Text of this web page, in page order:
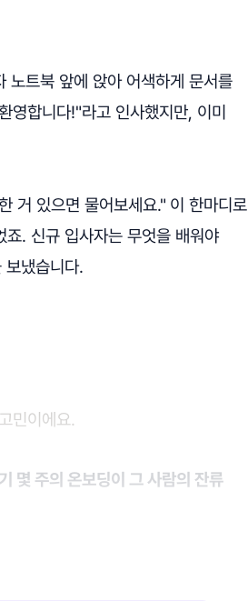
노트북 앞에 앉아 어색하게 문서를
영합니다!"라고 인사했지만, 이미
거 있으면 물어보세요." 이 한마디로
. 신규 입사자는 무엇을 배워야
보냈습니다.
민이에요.
몇 주의 온보딩이 그 사람의 잔류